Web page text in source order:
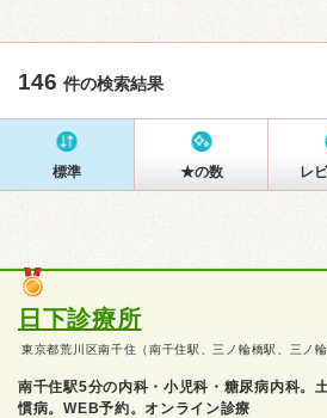
146 件の検索結果
標準 ★の数 レ
日下診療所
東京都荒川区南千住（南千住駅、三ノ輪橋駅、三ノ輪
南千住駅5分の内科・小児科・糖尿病内科。
慣病。WEB予約。オンライン診療